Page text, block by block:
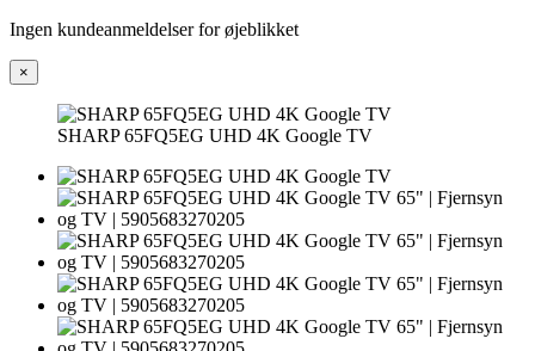
Ingen kundeanmeldelser for øjeblikket
×
SHARP 65FQ5EG UHD 4K Google TV